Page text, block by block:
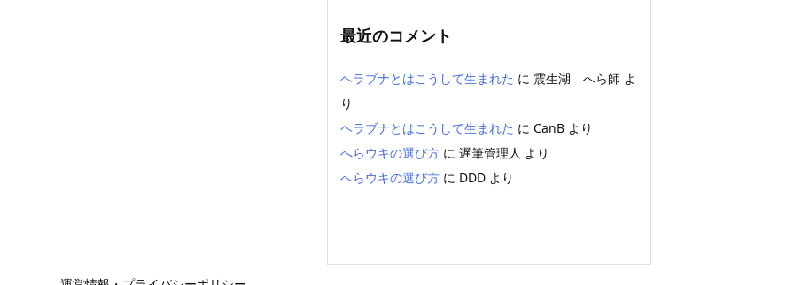
最近のコメント
ヘラブナとはこうして生まれた に 震生湖 へら師 よ
り
ヘラブナとはこうして生まれた に CanB より
へらウキの選び方 に 遅筆管理人 より
へらウキの選び方 に DDD より